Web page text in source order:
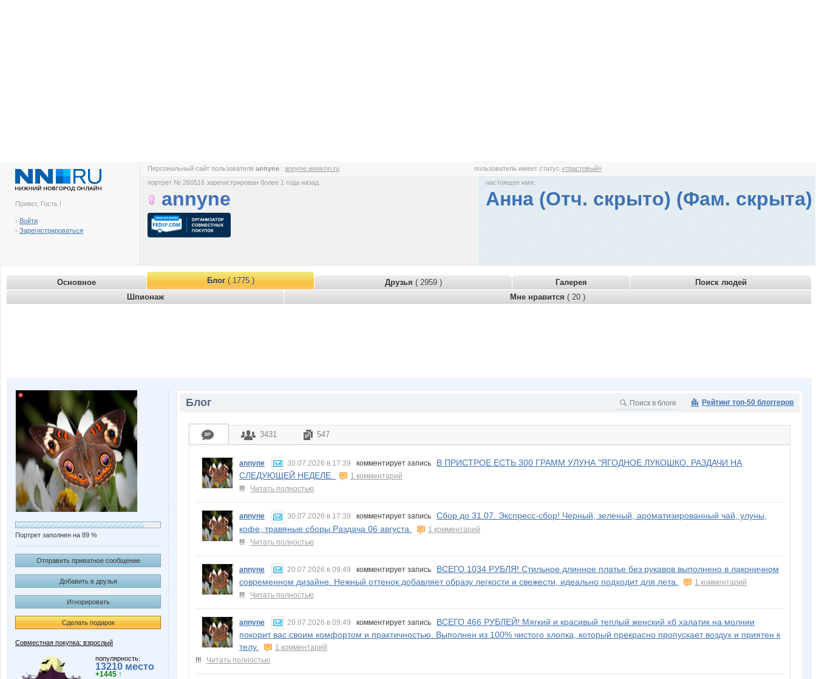
Привет, Гость !
- Войти
- Зарегистрироваться
Персональный сайт пользователя annyne : annyne.www.nn.ru пользователь имеет статус«трастовый»
портрет № 260516 зарегистрирован более 1 года назад
annyne
настоящее имя:
Анна (Отч. скрыто) (Фам. скрыта)
Основное Блог( 1775 ) Друзья ( 2959 ) Галерея
Поиск людей
Шпионаж
Мне нравится ( 20 )
Портрет заполнен на 89 %
Отправить приватное сообщение
Добавить в друзья
Игнорировать
Сделать подарок
Совместная покупка: взрослый
популярность:
13210 место
+1445 ↑
Рейтинг топ-50 блоггеров
Блог
3431 547
annyne 30.07.2026 в 17:39 комментирует запись В ПРИСТРОЕ ЕСТЬ 300 ГРАММ УЛУНА "ЯГОДНОЕ ЛУКОШКО. РАЗДАЧИ НА
СЛЕДУЮЩЕЙ НЕДЕЛЕ.
1 комментарий
!!! Читать полностью
annyne 30.07.2026 в 17:39 комментирует запись Сбор до 31.07. Экспресс-сбор! Черный, зеленый, ароматизированный чай, улуны,
кофе, травяные сборы.Раздача 06 августа.
1 комментарий
!!! Читать полностью
annyne 20.07.2026 в 09:49 комментирует запись ВСЕГО 1034 РУБЛЯ! Стильное длинное платье без рукавов выполнено в лаконичном
современном дизайне. Нежный оттенок добавляет образу легкости и свежести, идеально подходит для лета.
1 комментарий
!!! Читать полностью
annyne 20.07.2026 в 09:49 комментирует запись ВСЕГО 466 РУБЛЕЙ! Мягкий и красивый теплый женский хб халатик на молнии
покорит вас своим комфортом и практичностью. Выполнен из 100% чистого хлопка, который прекрасно пропускает воздух и приятен к
телу.
1 комментарий
!!! Читать полностью